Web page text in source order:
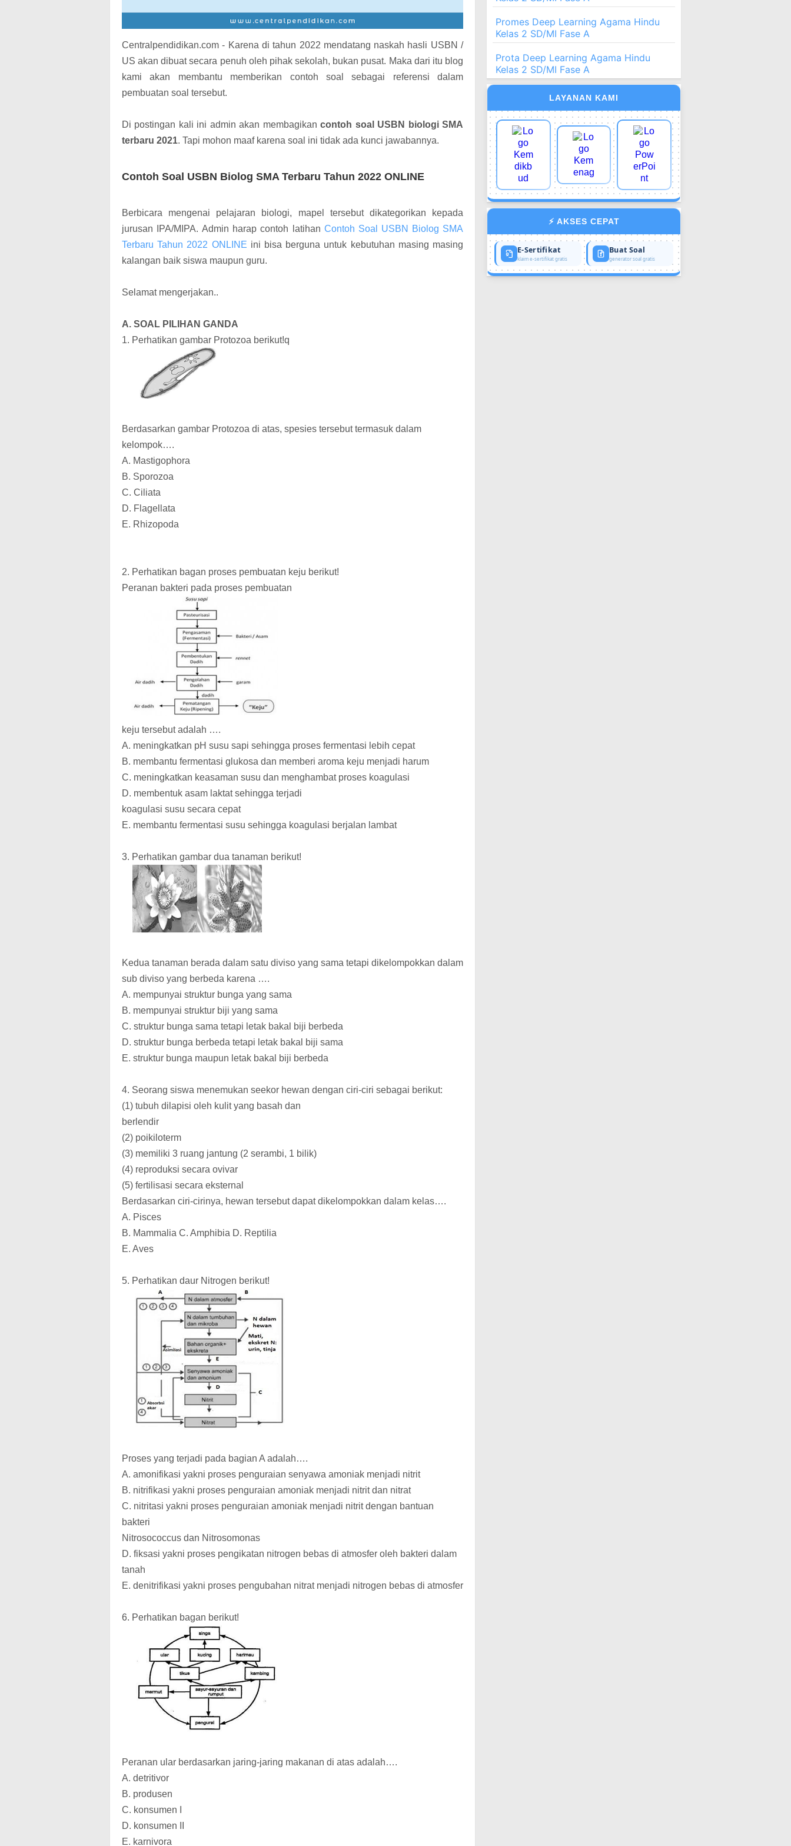
Centralpendidikan.com - Karena di tahun 2022 mendatang naskah hasli USBN /
US akan dibuat secara penuh oleh pihak sekolah, bukan pusat. Maka dari itu blog
kami akan membantu memberikan contoh soal sebagai referensi dalam
pembuatan soal tersebut.
Di postingan kali ini admin akan membagikancontoh soal USBN biologi SMA
terbaru 2021. Tapi mohon maaf karena soal ini tidak ada kunci jawabannya.
Contoh Soal USBN Biolog SMA Terbaru Tahun 2022 ONLINE
Berbicara mengenai pelajaran biologi, mapel tersebut dikategorikan kepada
jurusan IPA/MIPA.Admin harap contoh latihan Contoh Soal USBN Biolog SMA
Terbaru Tahun 2022 ONLINE ini bisa berguna untuk kebutuhan masing masing
kalangan baik siswa maupun guru.
Selamat mengerjakan..
A. SOAL PILIHAN GANDA
1. Perhatikan gambar Protozoa berikut!q
Berdasarkan gambar Protozoa di atas, spesies tersebut termasuk dalam
kelompok….
A. Mastigophora
B. Sporozoa
C. Ciliata
D. Flagellata
E. Rhizopoda
2. Perhatikan bagan proses pembuatan keju berikut!
Peranan bakteri pada proses pembuatan
keju tersebut adalah ….
A. meningkatkan pH susu sapi sehingga proses fermentasi lebih cepat
B. membantu fermentasi glukosa dan memberi aroma keju menjadi harum
C. meningkatkan keasaman susu dan menghambat proses koagulasi
D. membentuk asam laktat sehingga terjadi
koagulasi susu secara cepat
E. membantu fermentasi susu sehingga koagulasi berjalan lambat
3. Perhatikan gambar dua tanaman berikut!
Kedua tanaman berada dalam satu diviso yang sama tetapi dikelompokkan dalam
sub diviso yang berbeda karena ….
A. mempunyai struktur bunga yang sama
B. mempunyai struktur biji yang sama
C. struktur bunga sama tetapi letak bakal biji berbeda
D. struktur bunga berbeda tetapi letak bakal biji sama
E. struktur bunga maupun letak bakal biji berbeda
4. Seorang siswa menemukan seekor hewan dengan ciri-ciri sebagai berikut:
(1) tubuh dilapisi oleh kulit yang basah dan
berlendir
(2) poikiloterm
(3) memiliki 3 ruang jantung (2 serambi, 1 bilik)
(4) reproduksi secara ovivar
(5) fertilisasi secara eksternal
Berdasarkan ciri-cirinya, hewan tersebut dapat dikelompokkan dalam kelas….
A. Pisces
B. Mammalia C. Amphibia D. Reptilia
E. Aves
5. Perhatikan daur Nitrogen berikut!
Proses yang terjadi pada bagian A adalah….
A. amonifikasi yakni proses penguraian senyawa amoniak menjadi nitrit
B. nitrifikasi yakni proses penguraian amoniak menjadi nitrit dan nitrat
C. nitritasi yakni proses penguraian amoniak menjadi nitrit dengan bantuan
bakteri
Nitrosococcus dan Nitrosomonas
D. fiksasi yakni proses pengikatan nitrogen bebas di atmosfer oleh bakteri dalam
tanah
E. denitrifikasi yakni proses pengubahan nitrat menjadi nitrogen bebas di atmosfer
6. Perhatikan bagan berikut!
Peranan ular berdasarkan jaring-jaring makanan di atas adalah….
A. detritivor
B. produsen
C. konsumen I
D. konsumen II
E. karnivora
Promes Deep Learning Agama Hindu
Kelas 2 SD/MI Fase A
Prota Deep Learning Agama Hindu
Kelas 2 SD/MI Fase A
LAYANAN KAMI
⚡ AKSES CEPAT
E-Sertifikat
klaim e-sertifikat gratis
Buat Soal
generator soal gratis